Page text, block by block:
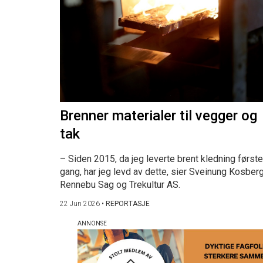
Brenner materialer til vegger og
tak
– Siden 2015, da jeg leverte brent kledning første
gang, har jeg levd av dette, sier Sveinung
Rennebu Sag og Trekultur AS.
22 Jun 2026 • REPORTASJE